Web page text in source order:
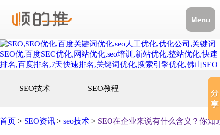
Menu
SEO技术 SEO教程
首页 > SEO资讯 > seo技术 > SEO在企业来说有什么含义？你知